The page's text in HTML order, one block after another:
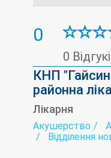
0
0
КНП
районна
Лікарня
Акушерство
Відділення